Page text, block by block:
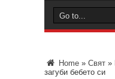
Home » Свят »
загуби бебето си